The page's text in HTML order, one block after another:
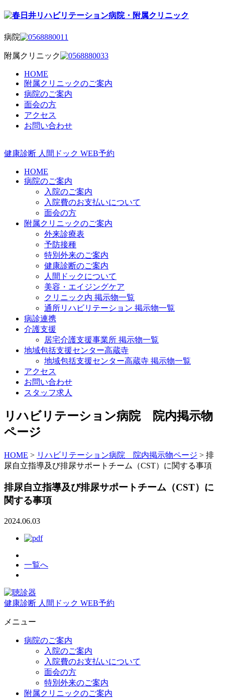
病院
附属クリニック
HOME
附属クリニックのご案内
病院のご案内
面会の方
アクセス
お問い合わせ
健康診断 人間ドック WEB予約
HOME
病院のご案内
入院のご案内
入院費のお支払いについて
面会の方
附属クリニックのご案内
外来診療表
予防接種
特別外来のご案内
健康診断のご案内
人間ドックについて
美容・エイジングケア
クリニック内 掲示物一覧
通所リハビリテーション 掲示物一覧
病診連携
介護支援
居宅介護支援事業所 掲示物一覧
地域包括支援センター高蔵寺
地域包括支援センター高蔵寺 掲示物一覧
アクセス
お問い合わせ
スタッフ求人
リハビリテーション病院 院内掲示物
ページ
HOME > リハビリテーション病院 院内掲示物ページ > 排
尿自立指導及び排尿サポートチーム（CST）に関する事項
排尿自立指導及び排尿サポートチーム（CST）に
関する事項
2024.06.03
一覧へ
健康診断 人間ドック WEB予約
メニュー
病院のご案内
入院のご案内
入院費のお支払いについて
面会の方
特別外来のご案内
附属クリニックのご案内